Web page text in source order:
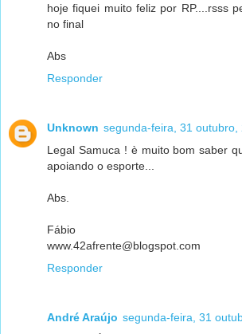
hoje fiquei muito feliz por RP....rsss
no final
Abs
Responder
Unknown segunda-feira, 31 outubro,
Legal Samuca ! è muito bom saber
apoiando o esporte...
Abs.
Fábio
www.42afrente@blogspot.com
Responder
André Araújo segunda-feira, 31